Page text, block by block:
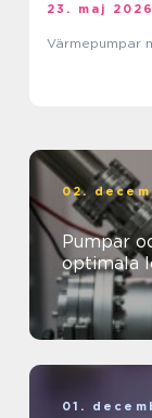
23. maj 2026
Värmepumpar
02.
Pumpar
optimala
01.